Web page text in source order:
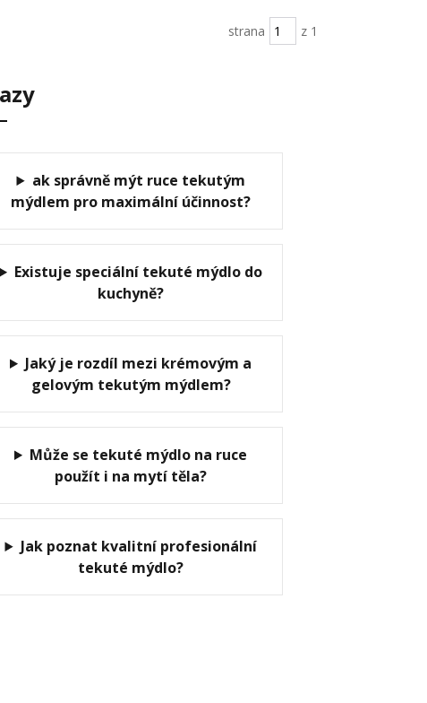
strana z 1
ak správně mýt ruce tekutým
mýdlem pro maximální účinnost?
Existuje speciální tekuté mýdlo do
kuchyně?
Jaký je rozdíl mezi krémovým a
gelovým tekutým mýdlem?
Může se tekuté mýdlo na ruce
použít i na mytí těla?
Jak poznat kvalitní profesionální
tekuté mýdlo?